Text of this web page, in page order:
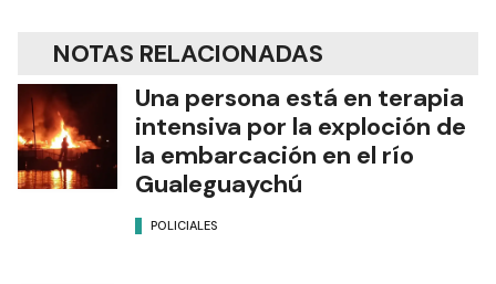
NOTAS RELACIONADAS
Una persona está en terapia
intensiva por la exploción de
la embarcación en el río
Gualeguaychú
POLICIALES